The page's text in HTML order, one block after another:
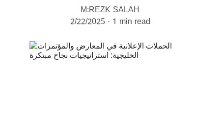
M:REZK SALAH
2/22/2025 1 min read